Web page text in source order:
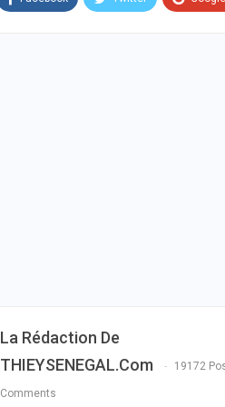
La Rédaction De
THIEYSENEGAL.com
19172
Comments